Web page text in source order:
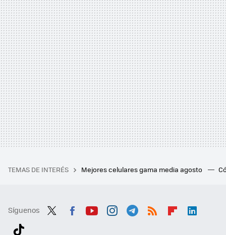
TEMAS DE INTERÉS Mejores celulares gama media agosto
Síguenos